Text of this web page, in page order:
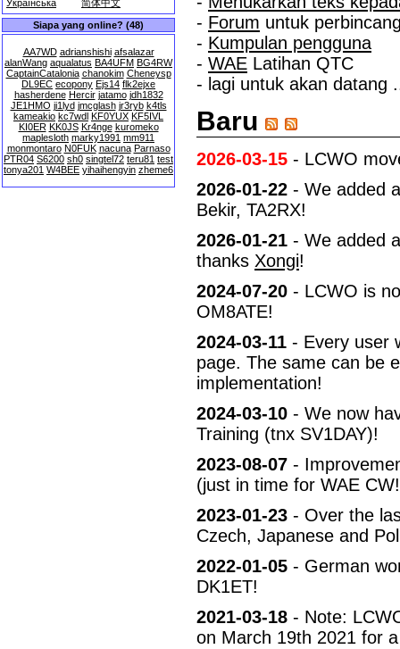
Українська
简体中文
Siapa yang online? (48)
AA7WD adrianshishi afsalazar
alanWang aqualatus BA4UFM BG4RW
CaptainCatalonia chanokim Cheneysp
DL9EC ecopony Ejs14 flk2ejxe
hasherdene Hercir jatamo jdh1832
JE1HMO ji1lyd jmcglash jr3ryb k4tls
kameakio kc7wdl KF0YUX KF5IVL
KI0ER KK0JS Kr4nge kuromeko
maplesloth marky1991 mm911
monmontaro N0FUK nacuna Parnaso
PTR04 S6200 sh0 singtel72 teru81 test
tonya201 W4BEE yihaihengyin zheme6
- Forum untuk
- Kumpulan pengguna
- WAE Latihan QTC
- lagi untuk akan datang
Baru
2026-03-15 - LCWO
2026-01-22 - We added
Bekir, TA2RX!
2026-01-21 - We added
thanks Xongi!
2024-07-20 - LCWO is
OM8ATE!
2024-03-11 - Every user
page. The same can be
implementation!
2024-03-10 - We now
Training (tnx SV1DAY)!
2023-08-07 -
(just in time for WAE
2023-01-23 - Over the
Czech, Japanese and
2022-01-05 - German
DK1ET!
2021-03-18 - Note:
on March 19th 2021 for